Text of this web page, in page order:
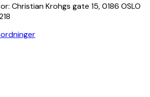
Christian Krohgs gate 15, 0186 OSLO